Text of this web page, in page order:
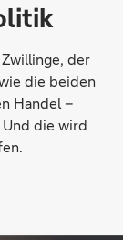
der
die beiden
Handel –
die wird